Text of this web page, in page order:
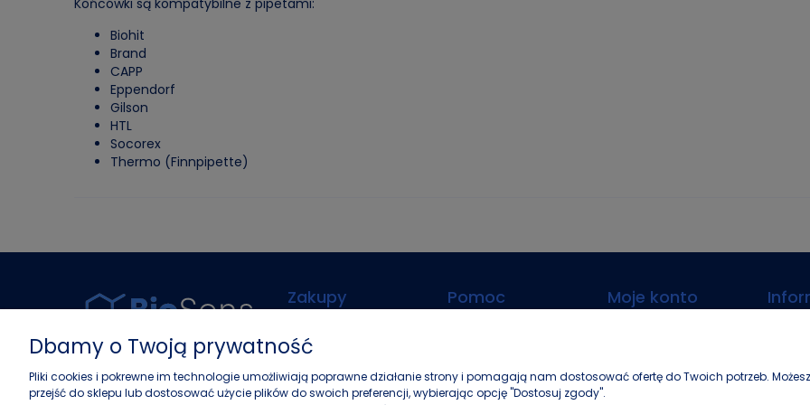
Końcówki są kompatybilne z pipetami:
Biohit
Brand
CAPP
Eppendorf
Gilson
HTL
Socorex
Thermo (Finnpipette)
Zakupy
Formy płatności
Koszt dostawy
Pomoc
Regulamin sklepu
Moje konto
Przechowalnia
Dbamy o Twoją prywatność
Pliki cookies i pokrewne im technologie umożliwiają poprawne działanie strony i pomagają nam dostosować ofertę do Twoich potrzeb.
przejść do sklepu lub dostosować użycie plików do swoich preferencji, wybierając opcję "Dostosuj zgody".